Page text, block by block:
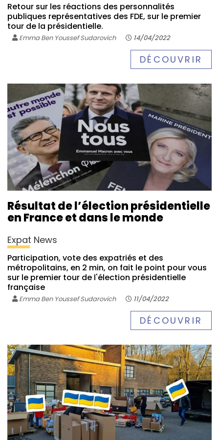
Retour sur les réactions des personnalités
publiques représentatives des FDE, sur le premier
tour de la présidentielle.
Emma Ben Youssef Sudarovich 14/04/2022
DÉCOUVRIR
Résultat de l’élection présidentielle
en France et dans le monde
Expat News
Participation, vote des expatriés et des
métropolitains, en 2 min, on fait le point pour vous
sur le premier tour de l'élection présidentielle
française
Emma Ben Youssef Sudarovich 11/04/2022
DÉCOUVRIR